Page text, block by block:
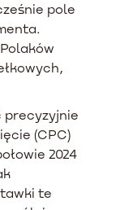
pole
precyzyjnie
(CPC)
2024
te